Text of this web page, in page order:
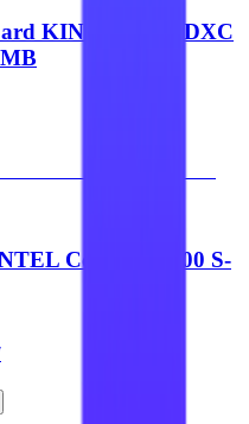
KINGSTON SDXC
Core I7-14700 S-